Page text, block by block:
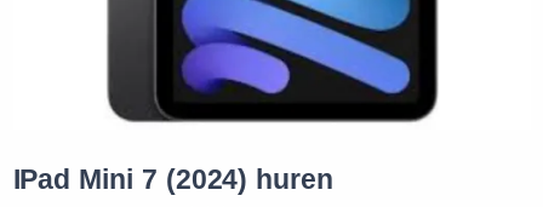
IPad Mini 7 (2024) huren